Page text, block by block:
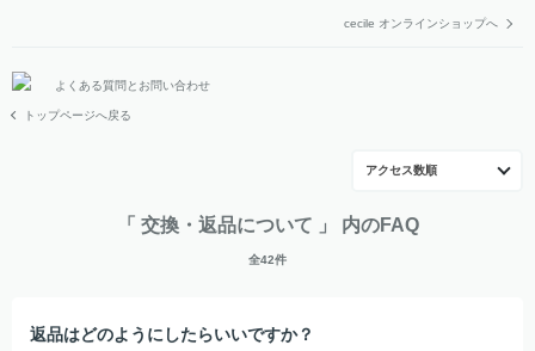
cecile オンラインショップへ
よくある質問とお問い合わせ
トップページへ戻る
アクセス数順
「 交換・返品について 」 内のFAQ
全42件
返品はどのようにしたらいいですか？